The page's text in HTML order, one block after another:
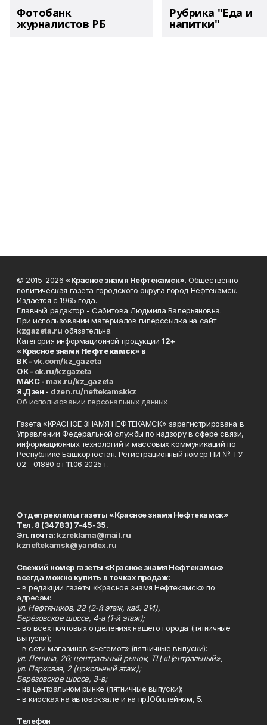
Фотобанк
журналистов РБ
Рубрика "Еда и
напитки"
© 2015-2026 «Красное знамя Нефтекамск». Общественно-
политическая газета городского округа город Нефтекамск.
Издаётся с 1965 года.
Главный редактор - Сабитова Людмила Валерьяновна.
При использовании материалов гиперссылка на сайт
kzgazeta.ru обязательна.
Категория информационной продукции 12+
«Красное знамя Нефтекамск» в
ВК -vk.com/kz_gazeta
ОК - ok.ru/kzgazeta
MAKC - max.ru/kz_gazeta
Я.Дзен - dzen.ru/neftekamskkz
Об использовании персональных данных
Газета «КРАСНОЕ ЗНАМЯ НЕФТЕКАМСК» зарегистрирована в
Управлении Федеральной службы по надзору в сфере связи,
информационных технологий и массовых коммуникаций по
Республике Башкортостан. Регистрационный номер ПИ № ТУ
02 - 01880 от 11.06.2025 г.
Отдел рекламы газеты «Красное знамя Нефтекамск»
Тел. 8 (34783) 7-45-35.
Эл. почта: kzreklama@mail.ru
kzneftekamsk@yandex.ru
Свежий номер газеты «Красное знамя Нефтекамск»
всегда можно купить в точках продаж:
- в редакции газеты «Красное знамя Нефтекамск» по
адресам:
ул. Нефтяников, 22 (2-й этаж, каб. 214),
Берёзовское шоссе, 4-а (1-й этаж);
- во всех почтовых отделениях нашего города (пятничные
выпуски);
- в сети магазинов «Бегемот» (пятничные выпуски):
ул. Ленина, 26; центральный рынок, ТЦ «Центральный»,
ул. Парковая, 2 (цокольный этаж);
Берёзовское шоссе, 3-в;
- на центральном рынке (пятничные выпуски);
- в киосках на автовокзале и на пр.Юбилейном, 5.
Телефон